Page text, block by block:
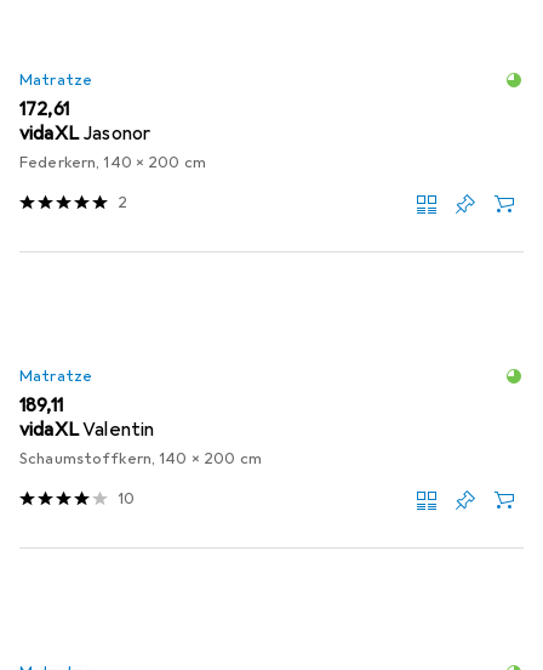
Matratze
EUR
172,61
vidaXL Jasonor
Federkern, 140 x 200 cm
2
Matratze
EUR
189,11
vidaXLValentin
Schaumstoffkern, 140 x 200 cm
10